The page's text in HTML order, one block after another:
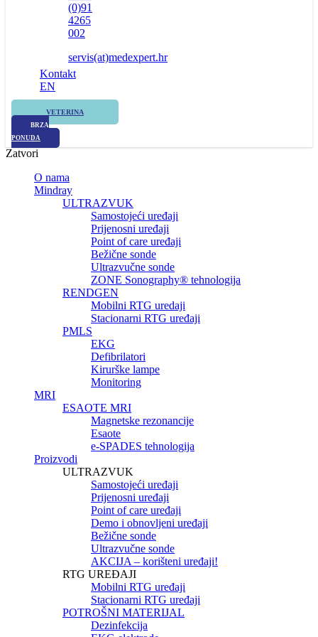
(0)91
4265
002
servis(at)medexpert.hr
Kontakt
EN
VETERINA
BRZA
PONUDA
Zatvori
O nama
Mindray
ULTRAZVUK
Samostojeći uređaji
Prijenosni uređaji
Point of care uređaji
Bežične sonde
Ultrazvučne sonde
ZONE Sonography® tehnologija
RENDGEN
Mobilni RTG uredaji
Stacionarni RTG uređaji
PMLS
EKG
Defibrilatori
Kirurške lampe
Monitoring
MRI
ESAOTE MRI
Magnetske rezonancije
Esaote
e-SPADES tehnologija
Proizvodi
ULTRAZVUK
Samostojeći uređaji
Prijenosni uređaji
Point of care uređaji
Demo i obnovljeni uređaji
Bežične sonde
Ultrazvučne sonde
AKCIJA – korišteni uređaji!
RTG UREĐAJI
Mobilni RTG uređaji
Stacionarni RTG uređaji
POTROŠNI MATERIJAL
Dezinfekcija